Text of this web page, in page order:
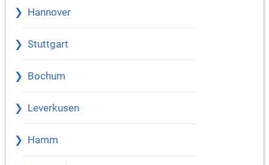
Hannover
Stuttgart
Bochum
Leverkusen
Hamm